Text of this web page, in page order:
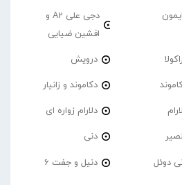
دجی علی A2 و
افشین ضیایی
درویش
دکاموند و زانیار
دلارام زواره ای
دنی
دوئل دنیل و جفت 6